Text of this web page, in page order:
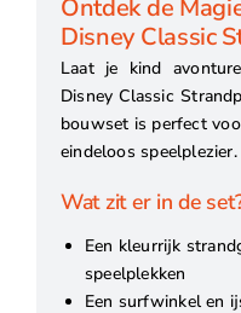
Ontdek de
Disney Classic
Laat je kind
Disney Classic
bouwset is perfect
eindeloos speelplezier.
Wat zit er in de
Een kleurrijk
speelplekken
Een surfwinkel en